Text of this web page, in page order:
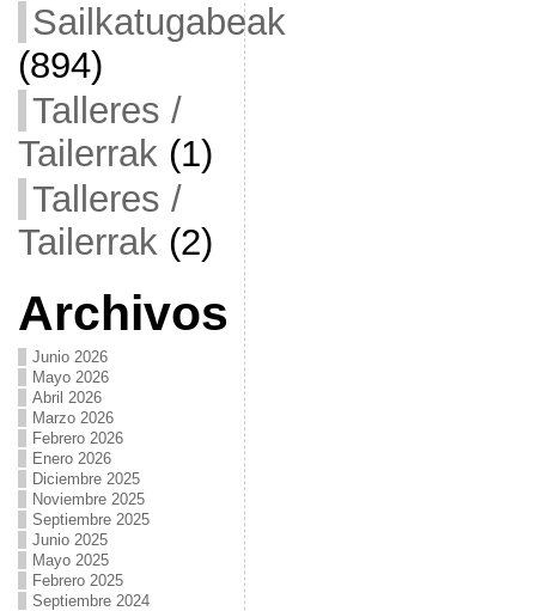
Sailkatugabeak
(894)
Talleres /
Tailerrak(1)
Talleres /
Tailerrak(2)
Archivos
Junio 2026
Mayo 2026
Abril 2026
Marzo 2026
Febrero 2026
Enero 2026
Diciembre 2025
Noviembre 2025
Septiembre 2025
Junio 2025
Mayo 2025
Febrero 2025
Septiembre 2024